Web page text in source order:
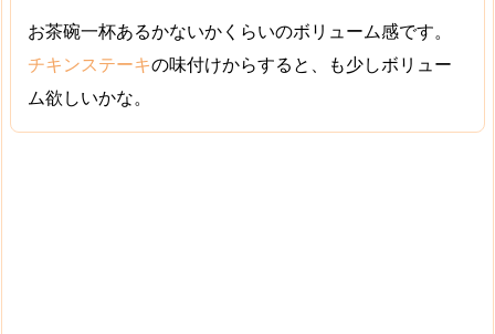
お茶碗一杯あるかないかくらいのボリューム感です。
チキンステーキの味付けからすると、も少しボリュー
ム欲しいかな。